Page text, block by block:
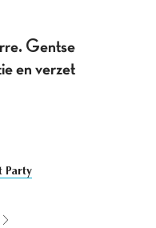
Gentse
en verzet
Party